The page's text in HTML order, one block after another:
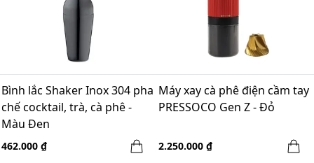
Bình lắc Shaker Inox 304 pha
chế cocktail, trà, cà phê -
Màu Đen
462.000 ₫
Máy xay cà phê điện cầm tay
PRESSOCO Gen Z - Đỏ
2.250.000 ₫